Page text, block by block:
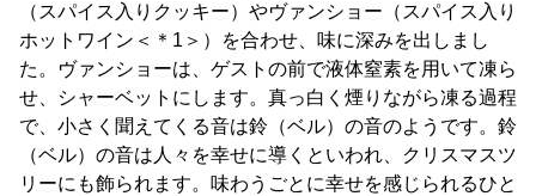
（スパイス入りクッキー）やヴァンショー（スパイス入り
ホットワイン＜＊1＞）を合わせ、味に深みを出しまし
た。ヴァンショーは、ゲストの前で液体窒素を用いて凍ら
せ、シャーベットにします。真っ白く煙りながら凍る過程
で、小さく聞えてくる音は鈴（ベル）の音のようです。鈴
（ベル）の音は人々を幸せに導くといわれ、クリスマスツ
リーにも飾られます。味わうごとに幸せを感じられるひと